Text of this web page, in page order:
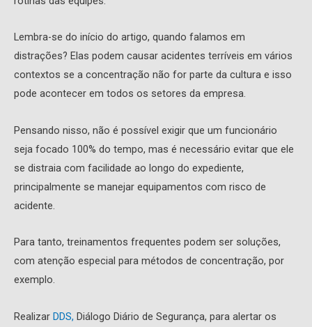
Lembra-se do início do artigo, quando falamos em
distrações? Elas podem causar acidentes terríveis em vários
contextos se a concentração não for parte da cultura e isso
pode acontecer em todos os setores da empresa.
Pensando nisso, não é possível exigir que um funcionário
seja focado 100% do tempo, mas é necessário evitar que ele
se distraia com facilidade ao longo do expediente,
principalmente se manejar equipamentos com risco de
acidente.
Para tanto, treinamentos frequentes podem ser soluções,
com atenção especial para métodos de concentração, por
exemplo.
Realizar DDS, Diálogo Diário de Segurança, para alertar os